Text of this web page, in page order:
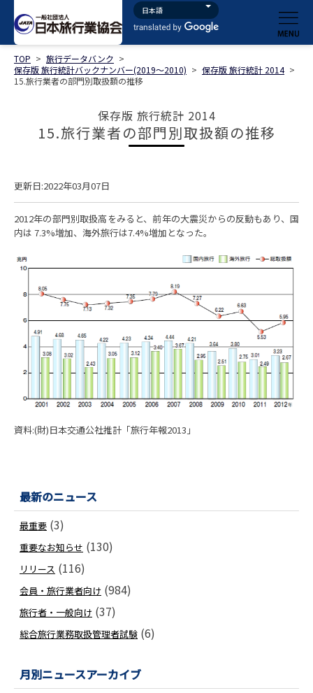
TOP > 旅行データバンク >
保存版 旅行統計バックナンバー(2019～2010) > 保存版 旅行統計 2014 >
15.旅行業者の部門別取扱額の推移
保存版 旅行統計 2014
15.旅行業者の部門別取扱額の推移
更新日:2022年03月07日
2012年の部門別取扱高をみると、前年の大震災からの反動もあり、国
内は 7.3%増加、海外旅行は7.4%増加となった。
資料:(財)日本交通公社推計「旅行年報2013」
最新のニュース
最重要 (3)
重要なお知らせ (130)
リリース (116)
会員・旅行業者向け (984)
旅行者・一般向け (37)
総合旅行業務取扱管理者試験 (6)
月別ニュースアーカイブ